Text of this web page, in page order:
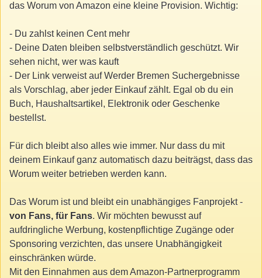
das Worum von Amazon eine kleine Provision. Wichtig:
- Du zahlst keinen Cent mehr
- Deine Daten bleiben selbstverständlich geschützt. Wir
sehen nicht, wer was kauft
- Der Link verweist auf Werder Bremen Suchergebnisse
als Vorschlag, aber jeder Einkauf zählt. Egal ob du ein
Buch, Haushaltsartikel, Elektronik oder Geschenke
bestellst.
Für dich bleibt also alles wie immer. Nur dass du mit
deinem Einkauf ganz automatisch dazu beiträgst, dass das
Worum weiter betrieben werden kann.
Das Worum ist und bleibt ein unabhängiges Fanprojekt -
von Fans, für Fans. Wir möchten bewusst auf
aufdringliche Werbung, kostenpflichtige Zugänge oder
Sponsoring verzichten, das unsere Unabhängigkeit
einschränken würde.
Mit den Einnahmen aus dem Amazon-Partnerprogramm